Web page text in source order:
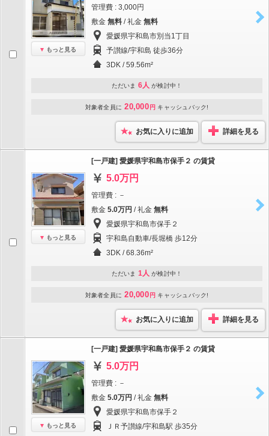
もっと見る
管理費 : 3,000円
敷金 無料 / 礼金 無料
愛媛県宇和島市別当1丁目
予讃線/宇和島 徒歩36分
3DK / 59.56m²
ただいま 6人 が検討中！
対象者全員に 20,000 円 キャッシュバック!
お気に入りに追加 詳細を見る
もっと見る
[一戸建] 愛媛県宇和島市保手２ の賃貸
5.0万円
管理費 : －
敷金 5.0万円 / 礼金 無料
愛媛県宇和島市保手２
宇和島自動車/長堀橋 歩12分
3DK / 68.36m²
ただいま 1人 が検討中！
対象者全員に 20,000 円 キャッシュバック!
お気に入りに追加 詳細を見る
もっと見る
[一戸建] 愛媛県宇和島市保手２ の賃貸
5.0万円
管理費 : －
敷金 5.0万円 / 礼金 無料
愛媛県宇和島市保手２
ＪＲ予讃線/宇和島駅 歩35分